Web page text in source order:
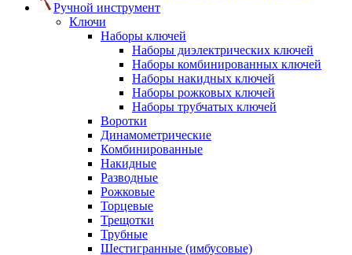
Ручной инструмент
Ключи
Наборы ключей
Наборы диэлектрических ключей
Наборы комбинированных ключей
Наборы накидных ключей
Наборы рожковых ключей
Наборы трубчатых ключей
Воротки
Динамометрические
Комбинированные
Накидные
Разводные
Рожковые
Торцевые
Трещотки
Трубные
Шестигранные (имбусовые)